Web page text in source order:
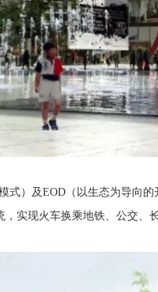
）及EOD（以生态为导向
实现火车换乘地铁、公交、